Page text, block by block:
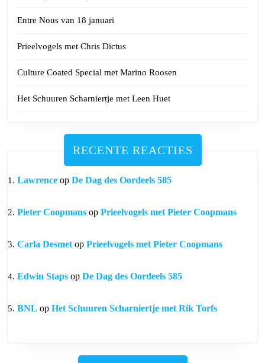
Entre Nous van 18 januari
Prieelvogels met Chris Dictus
Culture Coated Special met Marino Roosen
Het Schuuren Scharniertje met Leen Huet
RECENTE REACTIES
Lawrence op De Dag des Oordeels 585
Pieter Coopmans op Prieelvogels met Pieter Coopmans
Carla Desmet op Prieelvogels met Pieter Coopmans
Edwin Staps op De Dag des Oordeels 585
BNL op Het Schuuren Scharniertje met Rik Torfs